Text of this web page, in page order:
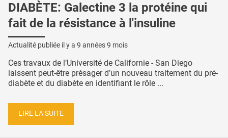
DIABÈTE: Galectine 3 la protéine qui
fait de la résistance à l'insuline
Actualité publiée il y a 9 années 9 mois
Ces travaux de l’Université de Californie - San Diego
laissent peut-être présager d’un nouveau traitement du pré-
diabète et du diabète en identifiant le rôle ...
LIRE LA SUITE